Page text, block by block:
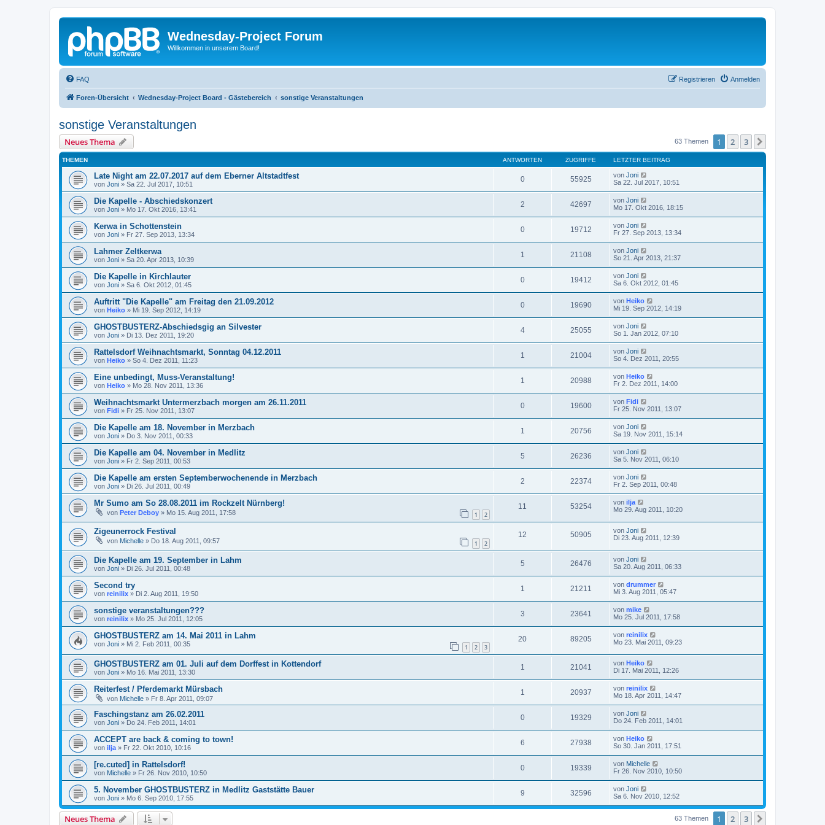
Wednesday-Project Forum
Willkommen in unserem Board!
FAQ Anmelden
Registrieren
Foren-Übersicht Wednesday-Project Board - Gästebereich sonstige Veranstaltungen
sonstige Veranstaltungen
Neues Thema 63 Themen 1 2 3
THEMEN ANTWORTEN ZUGRIFFE LETZTER BEITRAG
Late Night am 22.07.2017 auf dem Eberner Altstadtfest
von Joni » Sa 22. Jul 2017, 10:51
0 55925 von Joni
Sa 22. Jul 2017, 10:51
Die Kapelle - Abschiedskonzert
von Joni » Mo 17. Okt 2016, 13:41
2 42697 von Joni
Mo 17. Okt 2016, 18:15
Kerwa in Schottenstein
von Joni » Fr 27. Sep 2013, 13:34
0 19712 von Joni
Fr 27. Sep 2013, 13:34
Lahmer Zeltkerwa
von Joni » Sa 20. Apr 2013, 10:39
1 21108 von Joni
So 21. Apr 2013, 21:37
Die Kapelle in Kirchlauter
von Joni » Sa 6. Okt 2012, 01:45
0 19412 von Joni
Sa 6. Okt 2012, 01:45
Auftritt "Die Kapelle" am Freitag den 21.09.2012
von Heiko » Mi 19. Sep 2012, 14:19
0 19690 von Heiko
Mi 19. Sep 2012, 14:19
GHOSTBUSTERZ-Abschiedsgig an Silvester
von Joni » Di 13. Dez 2011, 19:20
4 25055 von Joni
So 1. Jan 2012, 07:10
Rattelsdorf Weihnachtsmarkt, Sonntag 04.12.2011
von Heiko » So 4. Dez 2011, 11:23
1 21004 von Joni
So 4. Dez 2011, 20:55
Eine unbedingt, Muss-Veranstaltung!
von Heiko » Mo 28. Nov 2011, 13:36
1 20988 von Heiko
Fr 2. Dez 2011, 14:00
Weihnachtsmarkt Untermerzbach morgen am 26.11.2011
von Fidi » Fr 25. Nov 2011, 13:07
0 19600 von Fidi
Fr 25. Nov 2011, 13:07
Die Kapelle am 18. November in Merzbach
von Joni » Do 3. Nov 2011, 00:33
1 20756 von Joni
Sa 19. Nov 2011, 15:14
Die Kapelle am 04. November in Medlitz
von Joni » Fr 2. Sep 2011, 00:53
5 26236 von Joni
Sa 5. Nov 2011, 06:10
Die Kapelle am ersten Septemberwochenende in Merzbach
von Joni » Di 26. Jul 2011, 00:49
2 22374 von Joni
Fr 2. Sep 2011, 00:48
Mr Sumo am So 28.08.2011 im Rockzelt Nürnberg!
von Peter Deboy » Mo 15. Aug 2011, 17:58 1 2
11 53254 von ilja
Mo 29. Aug 2011, 10:20
Zigeunerrock Festival
von Michelle » Do 18. Aug 2011, 09:57 1 2
12 50905 von Joni
Di 23. Aug 2011, 12:39
Die Kapelle am 19. September in Lahm
von Joni » Di 26. Jul 2011, 00:48
5 26476 von Joni
Sa 20. Aug 2011, 06:33
Second try
von reinilix » Di 2. Aug 2011, 19:50
1 21211 von drummer
Mi 3. Aug 2011, 05:47
sonstige veranstaltungen???
von reinilix » Mo 25. Jul 2011, 12:05
3 23641 von mike
Mo 25. Jul 2011, 17:58
GHOSTBUSTERZ am 14. Mai 2011 in Lahm
von Joni » Mi 2. Feb 2011, 00:35 1 2 3
20 89205 von reinilix
Mo 23. Mai 2011, 09:23
GHOSTBUSTERZ am 01. Juli auf dem Dorffest in Kottendorf
von Joni » Mo 16. Mai 2011, 13:30
1 21041 von Heiko
Di 17. Mai 2011, 12:26
Reiterfest / Pferdemarkt Mürsbach
von Michelle » Fr 8. Apr 2011, 09:07
1 20937 von reinilix
Mo 18. Apr 2011, 14:47
Faschingstanz am 26.02.2011
von Joni » Do 24. Feb 2011, 14:01
0 19329 von Joni
Do 24. Feb 2011, 14:01
ACCEPT are back & coming to town!
von ilja» Fr 22. Okt 2010, 10:16
6 27938 von Heiko
So 30. Jan 2011, 17:51
[re.cuted] in Rattelsdorf!
von Michelle » Fr 26. Nov 2010, 10:50
0 19339 von Michelle
Fr 26. Nov 2010, 10:50
5. November GHOSTBUSTERZ in Medlitz Gaststätte Bauer
von Joni » Mo 6. Sep 2010, 17:55
9 32596 von Joni
Sa 6. Nov 2010, 12:52
Neues Thema 63 Themen 1 2 3